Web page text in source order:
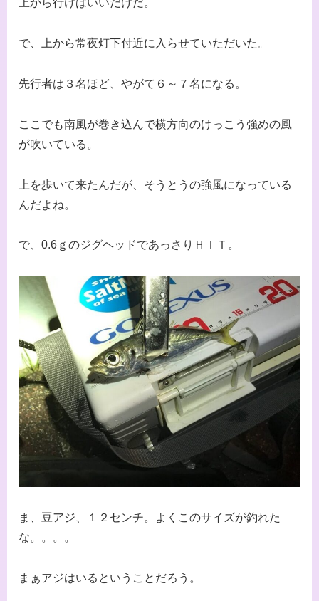
上から行けばいいだけだ。
で、上から常夜灯下付近に入らせていただいた。
先行者は３名ほど、やがて６～７名になる。
ここでも南風が巻き込んで横方向のけっこう強めの風
が吹いている。
上を歩いて来たんだが、そうとうの強風になっている
んだよね。
で、0.6ｇのジグヘッドであっさりＨＩＴ。
ま、豆アジ、１２センチ。よくこのサイズが釣れた
な。。。。
まぁアジはいるということだろう。